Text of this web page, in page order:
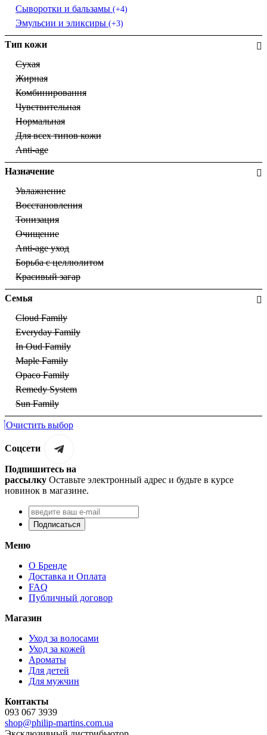
Сыворотки и бальзамы (+4)
Эмульсии и эликсиры (+3)
Тип кожи
Сухая
Жирная
Комбинировання
Чувствительная
Нормальная
Для всех типов кожи
Anti-age
Назначение
Увлажнение
Восстановления
Тонизация
Очищение
Anti-age уход
Борьба с целлюлитом
Красивый загар
Семья
Cloud Family
Everyday Family
In Oud Family
Maple Family
Opaco Family
Remedy System
Sun Family
Очистить выбор
Соцсети
Подпишитесь на
рассылку Оставьте электронный адрес и будьте в курсе
новинок в магазине.
Подписаться
Меню
О Бренде
Доставка и Оплата
FAQ
Публичный договор
Магазин
Уход за волосами
Уход за кожей
Ароматы
Для детей
Для мужчин
Контакты
093 067 3939
shop@philip-martins.com.ua